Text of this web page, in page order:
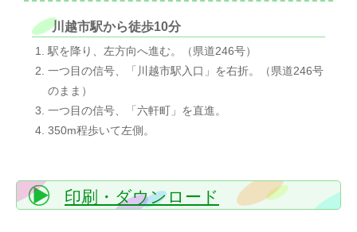
川越市駅から徒歩10分
駅を降り、左方向へ進む。（県道246号）
一つ目の信号、「川越市駅入口」を右折。（県道246号
のまま）
一つ目の信号、「六軒町」を直進。
350m程歩いて左側。
印刷・ダウンロード